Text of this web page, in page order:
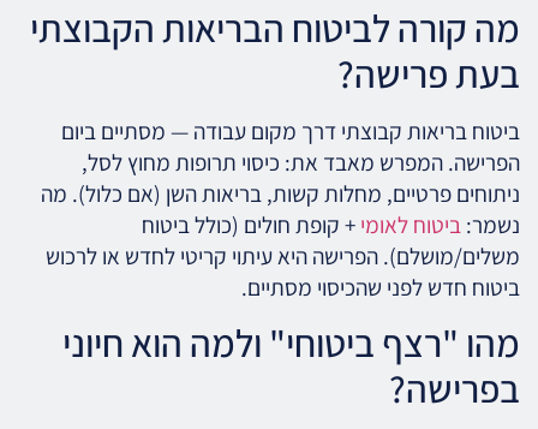
מה קורה לביטוח הבריאות הקבוצתי
בעת פרישה?
ביטוח בריאות קבוצתי דרך מקום עבודה — מסתיים ביום
הפרישה. המפרש מאבד את: כיסוי תרופות מחוץ לסל,
ניתוחים פרטיים, מחלות קשות, בריאות השן (אם כלול). מה
נשמר:ביטוח לאומי+ קופת חולים (כולל ביטוח
משלים/מושלם). הפרישה היא עיתוי קריטי לחדש או לרכוש
ביטוח חדש לפני שהכיסוי מסתיים.
מהו "רצף ביטוחי" ולמה הוא חיוני
בפרישה?